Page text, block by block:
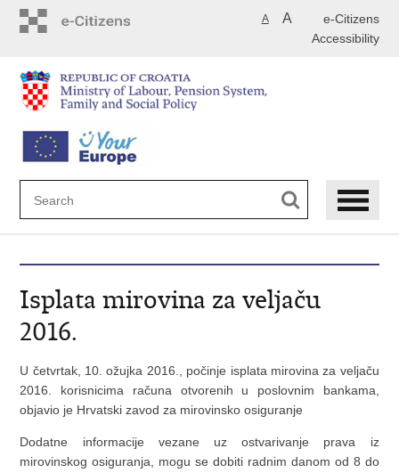
e-Citizens
A A
Accessibility
Isplata mirovina za veljaču
2016.
U četvrtak, 10. ožujka 2016., počinje isplata mirovina za veljaču
2016. korisnicima računa otvorenih u poslovnim bankama,
objavio je Hrvatski zavod za mirovinsko osiguranje
Dodatne informacije vezane uz ostvarivanje prava iz
mirovinskog osiguranja, mogu se dobiti radnim danom od 8 do